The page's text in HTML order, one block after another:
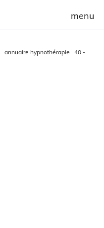
annuaire hypnothérapie
40 -